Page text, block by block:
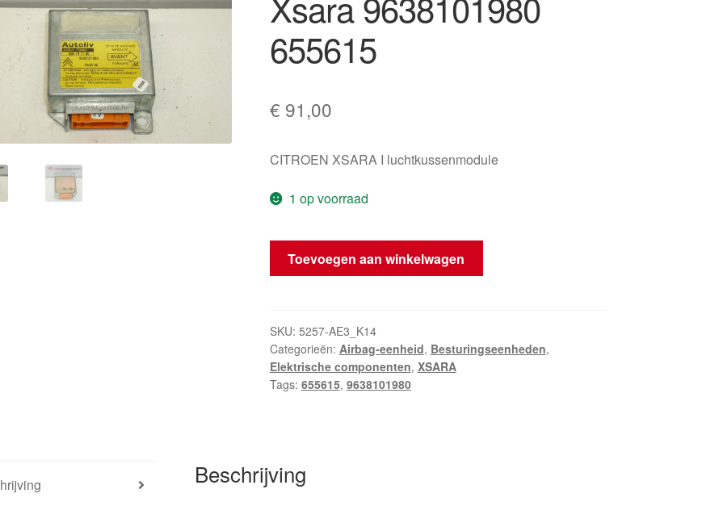
655615
€ 91,00
CITROEN XSARA I luchtkussenmodule
1 op voorraad
Airbag
Eenheid
9638101980
655615
aantal
Toevoegen aan winkelwagen
SKU: 5257-AE3_K14
Categorieën: Airbag-eenheid, Besturingseenheden,
Elektrische componenten, XSARA
Tags: 655615, 9638101980
Beschrijving